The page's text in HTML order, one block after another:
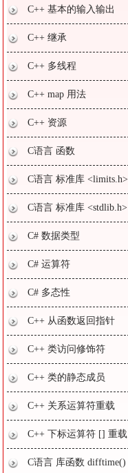
C++ 基本的输入输出
C++ 继承
C++ 多线程
C++ map 用法
C++ 资源
C语言 函数
C语言 标准库 <limits.h>
C语言 标准库 <stdlib.h>
C# 数据类型
C# 运算符
C# 多态性
C++ 从函数返回指针
C++ 类访问修饰符
C++ 类的静态成员
C++ 关系运算符重载
C++ 下标运算符 [] 重载
C语言 库函数 difftime()